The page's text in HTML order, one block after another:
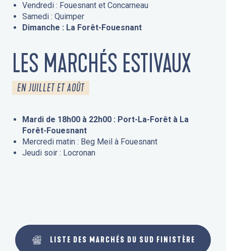
Vendredi : Fouesnant et Concarneau
Samedi : Quimper
Dimanche : La Forêt-Fouesnant
LES MARCHÉS ESTIVAUX
EN JUILLET ET AOÛT
Mardi de 18h00 à 22h00 : Port-La-Forêt à La
Forêt-Fouesnant
Mercredi matin : Beg Meil à Fouesnant
Jeudi soir : Locronan
LISTE DES MARCHÉS DU SUD FINISTÈRE